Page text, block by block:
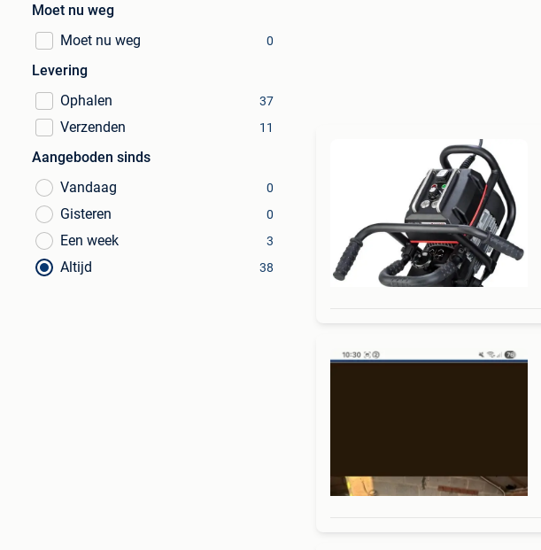
Moet nu weg
Moet nu weg
0
Levering
Ophalen
37
Verzenden 11
Aangeboden sinds
Vandaag
0
Gisteren 0
Een week 3
Altijd 38